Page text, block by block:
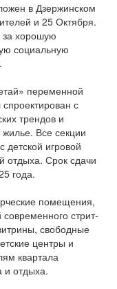
в Дзержинском
и 25 Октября.
за хорошую
социальную
переменной
с
трендов и
Все секции
игровой
отдыха. Срок сдачи
года.
помещения,
стрит-
свободные
центры и
квартала
и отдыха.